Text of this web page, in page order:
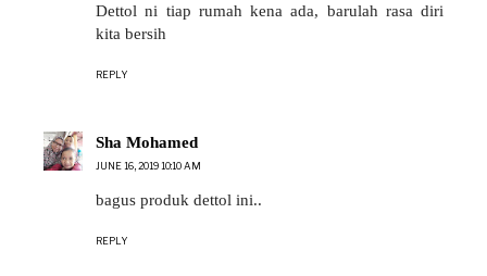
Dettol ni tiap rumah kena ada, barulah rasa diri
kita bersih
REPLY
Sha Mohamed
JUNE 16, 2019 10:10 AM
bagus produk dettol ini..
REPLY